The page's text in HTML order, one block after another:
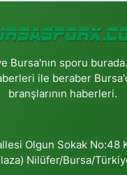
Bursa'nın sporu
ile beraber
branşlarının haberleri.
Olgun Sokak No:48
Nilüfer/Bursa/